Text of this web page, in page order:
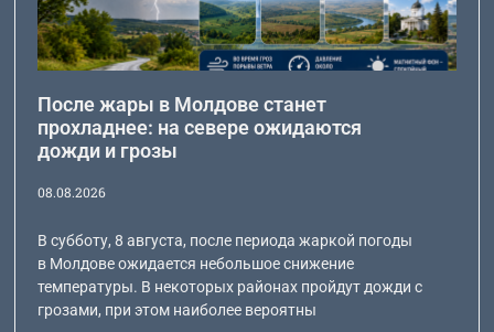
После жары в Молдове станет
прохладнее: на севере ожидаются
дожди и грозы
08.08.2026
В субботу, 8 августа, после периода жаркой погоды
в Молдове ожидается небольшое снижение
температуры. В некоторых районах пройдут дожди с
грозами, при этом наиболее вероятны